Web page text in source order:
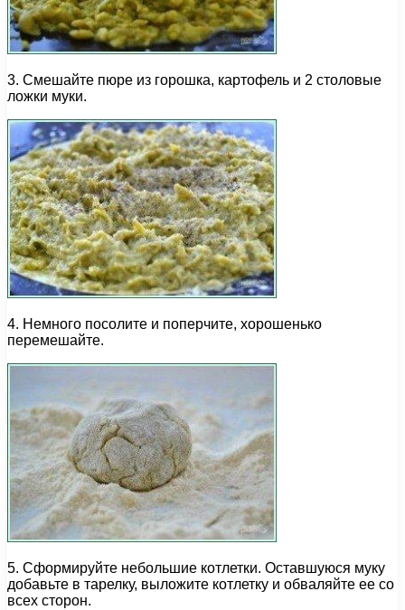
3. Смешайте пюре из горошка, картофель и 2 столовые
ложки муки.
4. Немного посолите и поперчите, хорошенько
перемешайте.
5. Сформируйте небольшие котлетки. Оставшуюся муку
добавьте в тарелку, выложите котлетку и обваляйте ее со
всех сторон.